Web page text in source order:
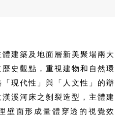
建築及地面層新美聚場兩大
史觀點，重視建物和自然環
現代性」與「人文性」的辯
溪河床之剝裂造型，主體建
壁面形成量體穿透的視覺效